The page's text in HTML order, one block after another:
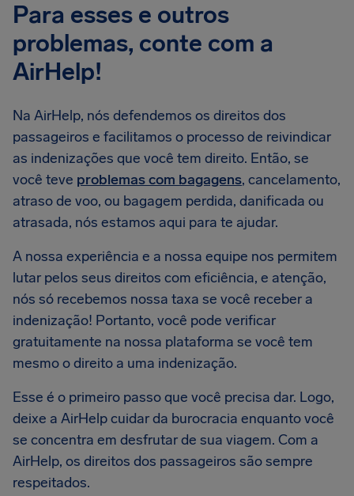
Para esses e outros
problemas, conte com a
AirHelp!
Na AirHelp, nós defendemos os direitos dos
passageiros e facilitamos o processo de reivindicar
as indenizações que você tem direito. Então, se
você teve problemas com bagagens, cancelamento,
atraso de voo, ou bagagem perdida, danificada ou
atrasada, nós estamos aqui para te ajudar.
A nossa experiência e a nossa equipe nos permitem
lutar pelos seus direitos com eficiência, e atenção,
nós só recebemos nossa taxa se você receber a
indenização! Portanto, você pode verificar
gratuitamente na nossa plataforma se você tem
mesmo o direito a uma indenização.
Esse é o primeiro passo que você precisa dar. Logo,
deixe a AirHelp cuidar da burocracia enquanto você
se concentra em desfrutar de sua viagem. Com a
AirHelp, os direitos dos passageiros são sempre
respeitados.